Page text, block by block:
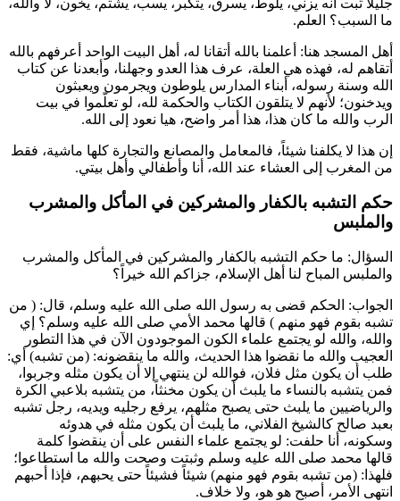
ما السبب؟ العلم.
أهل المسجد هنا: أعلمنا بالله أتقانا له، أهل البيت الواحد أعرفهم بالله
أتقاهم له، فهذه هي العلة، عرف هذا العدو وجهلنا، وأبعدنا عن كتاب
الله وسنة رسوله، أبناء المدارس يلوطون ويجرمون ويعبثون
ويدخنون؛ لأنهم لا يتلقون الكتاب والحكمة لله، لو تعلّموا في بيت
الرب والله ما كان هذا، هذا أمر واضح، هيا نعود إلى الله.
إن هذا لا يكلفنا شيئاً، فالمعامل والمصانع والتجارة كلها ماشية، فقط
من المغرب إلى العشاء عند الله، أنا وأطفالي وأهل بيتي.
حكم التشبه بالكفار والمشركين في المأكل والمشرب
والملبس
السؤال: ما حكم التشبه بالكفار والمشركين في المأكل والمشرب
والملبس المباح لنا أهل الإسلام، جزاكم الله خيراً؟
الجواب: الحكم قضى به رسول الله صلى الله عليه وسلم، قال: ( من
تشبه بقوم فهو منهم ) قالها محمد الأمي صلى الله عليه وسلم؟ إي
والله، والله لو يجتمع علماء الكون الموجودون الآن في هذا التطور
العجيب والله ما نقضوا هذا الحديث، والله ما ينقضونه: (من تشبه) أي:
طلب أن يكون مثل فلان، فوالله لن ينتهي إلا أن يكون مثله وجربوا،
فمن يتشبه بالنساء ما يلبث أن يكون مخنثاً، من يتشبه بلاعبي الكرة
والرياضيين ما يلبث حتى يصبح مثلهم، يرفع رجليه ويديه، رجل تشبه
بعبد صالح كالشيخ الفلاني، ما يلبث أن يكون مثله في هدوئه
وسكونه، أنا حلفت: لو يجتمع علماء النفس على أن ينقضوا كلمة
قالها محمد صلى الله عليه وسلم وثبتت وصحت والله ما استطاعوا؛
فلهذا: (من تشبه بقوم فهو منهم) شيئاً فشيئاً حتى يحبهم، فإذا أحبهم
انتهى الأمر، أصبح هو هو، ولا خلاف.